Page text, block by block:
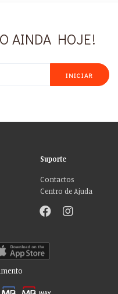
AINDA HOJE!
INICIAR
Suporte
Contactos
Centro de Ajuda